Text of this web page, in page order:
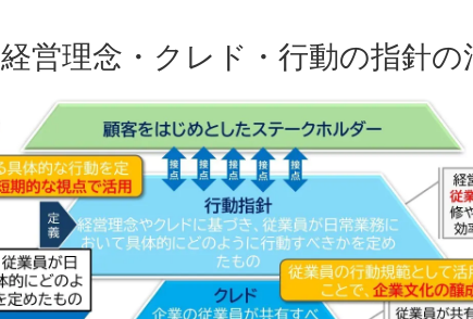
経営理念・クレド・行動の指針の